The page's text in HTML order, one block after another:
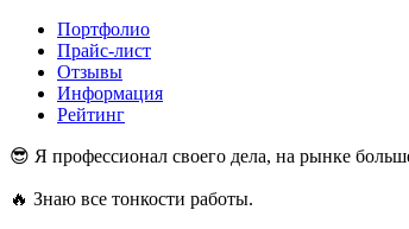
Портфолио
Прайс-лист
Отзывы
Информация
Рейтинг
😎 Я профессионал своего дела, на рынке
🔥 Знаю все тонкости работы.